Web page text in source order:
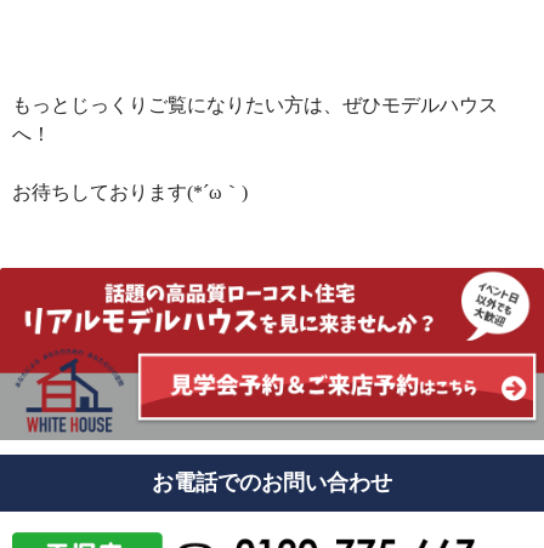
もっとじっくりご覧になりたい方は、ぜひモデルハウス
へ！
お待ちしております(*´ω｀)
お電話でのお問い合わせ